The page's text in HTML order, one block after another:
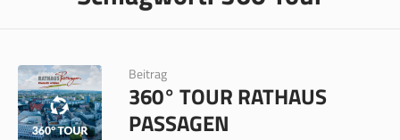
Beitrag
360° TOUR RATHAUS
PASSAGEN